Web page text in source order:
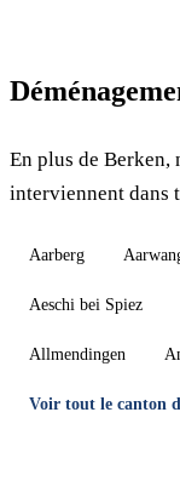
En plus de Berken,
interviennent dans
Aarberg
Aeschi bei Spiez
Allmendingen
Voir tout le canton